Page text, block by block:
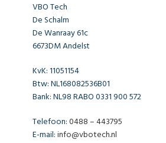
VBO Tech
De Schalm
De Wanraay 61c
6673DM Andelst
KvK: 11051154
Btw: NL168082536B01
Bank: NL98 RABO 0331 900 572
Telefoon:0488 – 443795
E-mail:info@vbotech.nl